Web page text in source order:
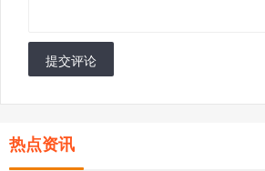
提交评论
热点资讯